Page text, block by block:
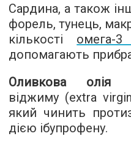
Сардина, а також
форель, тунець,
кількості омега-
допомагають
Оливкова олія
віджиму (extra
який чинить
дією ібупрофену.